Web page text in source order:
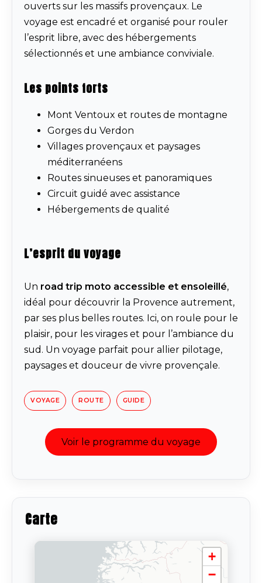
ouverts sur les massifs provençaux. Le
voyage est encadré et organisé pour rouler
l’esprit libre, avec des hébergements
sélectionnés et une ambiance conviviale.
Les points forts
Mont Ventoux et routes de montagne
Gorges du Verdon
Villages provençaux et paysages
méditerranéens
Routes sinueuses et panoramiques
Circuit guidé avec assistance
Hébergements de qualité
L’esprit du voyage
Un road trip moto accessible et ensoleillé,
idéal pour découvrir la Provence autrement,
par ses plus belles routes. Ici, on roule pour le
plaisir, pour les virages et pour l’ambiance du
sud. Un voyage parfait pour allier pilotage,
paysages et douceur de vivre provençale.
VOYAGE ROUTE GUIDE
Voir le programme du voyage
Carte
+
−